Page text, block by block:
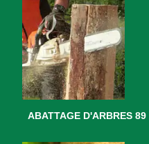
ABATTAGE D'ARBRES 89